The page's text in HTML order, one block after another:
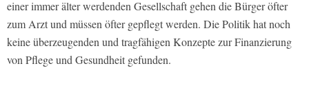
einer immer älter werdenden Gesellschaft gehen die Bürger öfter
zum Arzt und müssen öfter gepflegt werden. Die Politik hat noch
keine überzeugenden und tragfähigen Konzepte zur Finanzierung
von Pflege und Gesundheit gefunden.